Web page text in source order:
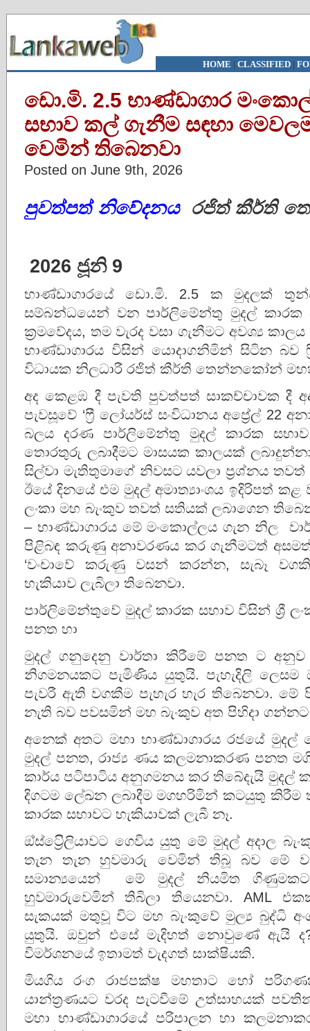
HOME | CLASSIFIED|
ඩො.මි. 2.5 භාණ්ඩාගාර
සභාව කල් ගැනීම සඳහා
වෙමින් තිබෙනවා
Posted on June 9th, 2026
පුවත්පත් නිවේදනය රජිත් කීර්ති
2026 ජූනි 9
භාණ්ඩාගාරයේ ඩො.මි. 2.5 ක මුදලක්
සම්බන්ධයෙන් වන පාර්ලිමේන්තු මුදල් කාරක
ක්‍රමවේදය, තම වැරද වසා ගැනීමට අවශ්‍ය
භාණ්ඩාගාරය විසින් යොදාගනිමින් සිටින බව
විධායක නිලධාරී රජිත් කීර්ති තෙන්නකෝන්
අද කෙළඹ දී පැවති පුවත්පත් සාකච්චාවක දී
පැවසූවේ ‘ෆ්‍රී ලෝයර්ස් සංවිධානය අප්‍රේල් 22
බලය දරණ පාර්ලිමේන්තු මුදල් කාරක සභාව
තොරතුරු ලබාදීමට මාසයක කාලයක්
සිල්වා මැතිතුමාගේ නිවසට යවලා ප්‍රශ්නය
ඊයේ දිනයේ එම මුදල් අමාත්‍යාංශය ඉදිරිපත් කළ
ලංකා මහ බැංකුව තවත් සතියක් ලබාගෙන
– භාණ්ඩාගාරය මේ මංකොල්ලය ගැන නිල
පිළිබඳ කරුණු අනාවරණය කර ගැනීමටත්
‘වංචාවේ කරුණු වසන් කරන්න, සැබෑ
හැකියාව ලැබිලා තිබෙනවා.
පාර්ලිමේන්තුවේ මුදල් කාරක සභාව විසින් ශ්‍රී
පනත හා
මුදල් ගනුදෙනු වාර්තා කිරීමේ පනත ට අනුව
නිගමනයකට පැමිණිය යුතුයි. පැහැදිලි
පැවරී ඇති වගකීම පැහැර හැර තිබෙනවා.
නැති බව පවසමින් මහ බැංකුව අත පිහිදා
අනෙක් අතට මහා භාණ්ඩාගාරය රජයේ මුදල්
මුදල් පනත, රාජ්‍ය ණය කලමනාකරණ පනත
කාර්ය පටිපාටිය අනුගමනය කර තිබේදැයි
දිගටම ලේඛන ලබාදීම මගහරිමින් කටයුතු
කාරක සභාවට හැකියාවක් ලැබී නෑ.
ඔ්ස්ට්‍රෙිලියාවට ගෙවිය යුතු මේ මුදල් අදාල
තැන තැන හුවමාරු වෙමින් තිබූ බව මේ
සමාන්‍යයෙන් මේ මුදල් නියමිත
හුවමාරුවෙමින් තිබිලා තියෙනවා. AML
සැකයක් මතුවූ විට මහ බැංකුවේ මුල්‍ය බුද්ධි
යුතුයි. ඔවුන් එසේ මැදිහත් නොවුණේ ඇයි
විමර්ශනයේ ඉතාමත් වැදගත් සාක්ෂියකි.
මියගිය රංග රාජපක්ෂ මහතාට හෝ
යාන්ත්‍රණයට වරද පැටවීමේ උත්සාහයක්
මහා භාණ්ඩාගාරයේ පරිපාලන හා